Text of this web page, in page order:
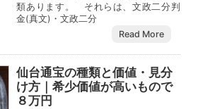
類あります。 それらは、文政二分判
金(真文)・文政二分
Read More
仙台通宝の種類と価値・見分
け方｜希少価値が高いもので
８万円